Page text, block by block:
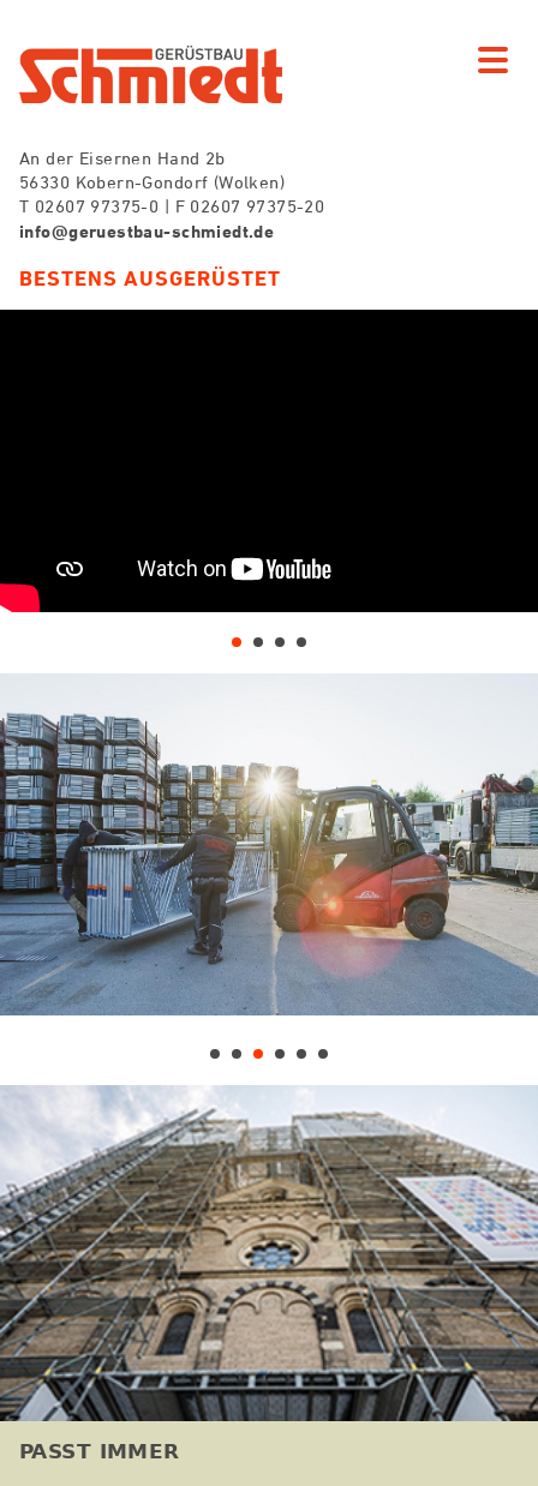
An der Eisernen Hand 2b
56330 Kobern-Gondorf (Wolken)
T 02607 97375-0 | F 02607 97375-20
info@geruestbau-schmiedt.de
BESTENS AUSGERÜSTET
PASST IMMER